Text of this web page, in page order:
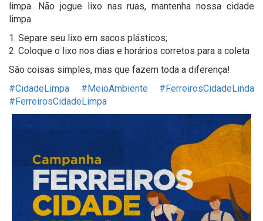
limpa. Não jogue lixo nas ruas, mantenha nossa cidade
limpa.
1. Separe seu lixo em sacos plásticos;
2. Coloque o lixo nos dias e horários corretos para a coleta
São coisas simples, mas que fazem toda a diferença!
#CidadeLimpa
#MeioAmbiente
#FerreirosCidadeLinda
#FerreirosCidadeLimpa